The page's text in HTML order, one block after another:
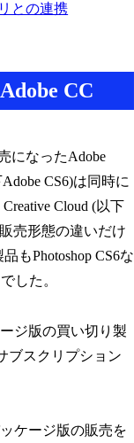
との連携
CC
になったAdobe
CS6)は同時に
Cloud (以下
売形態の違いだけ
もPhotoshop CS6な
した。
ジ版の買い切り製
ブスクリプション
ケージ版の販売を